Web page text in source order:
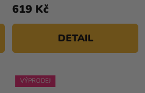
619 Kč
DETAIL
VÝPRODEJ